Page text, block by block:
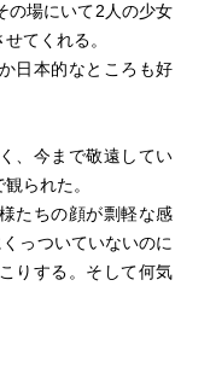
の場にいて2人の少女
てくれる。
日本的なところも好
、今まで敬遠してい
られた。
たちの顔が剽軽な感
っついていないのに
りする。そして何気